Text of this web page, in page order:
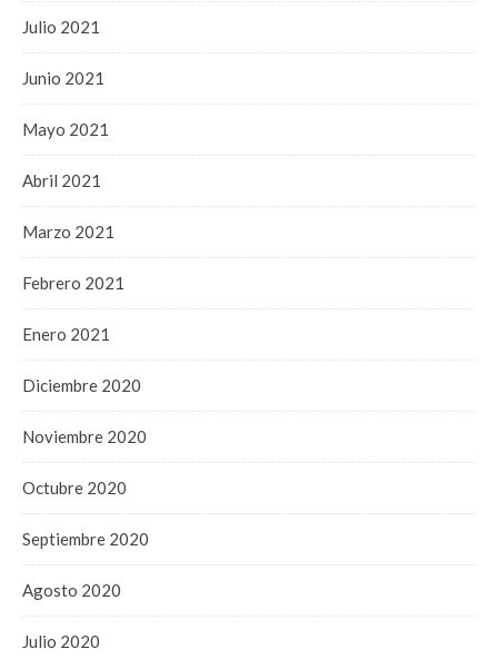
Julio 2021
Junio 2021
Mayo 2021
Abril 2021
Marzo 2021
Febrero 2021
Enero 2021
Diciembre 2020
Noviembre 2020
Octubre 2020
Septiembre 2020
Agosto 2020
Julio 2020